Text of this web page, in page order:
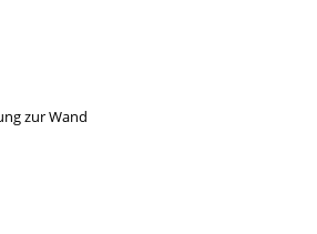
zur Wand